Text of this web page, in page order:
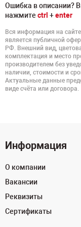
Ошибка в описании?
нажмите ctrl +enter
Вся информация на
является публичной
РФ. Внешний вид,
комплектация и место
производителем без
наличии, стоимости и
Актуальные данные
виде счёта или договора.
Информация
О компании
Вакансии
Реквизиты
Сертификаты